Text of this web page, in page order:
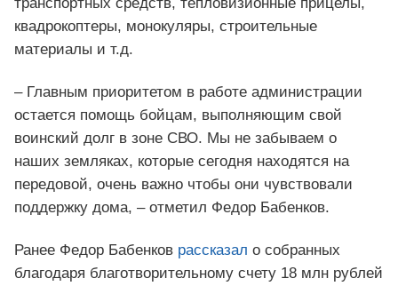
квадрокоптеры, монокуляры, строительные
материалы и т.д.
– Главным приоритетом в работе администрации
остается помощь бойцам, выполняющим свой
воинский долг в зоне СВО. Мы не забываем о
наших земляках, которые сегодня находятся на
передовой, очень важно чтобы они чувствовали
поддержку дома, – отметил Федор Бабенков.
Ранее Федор Бабенков рассказал о собранных
благодаря благотворительному счету 18 млн рублей